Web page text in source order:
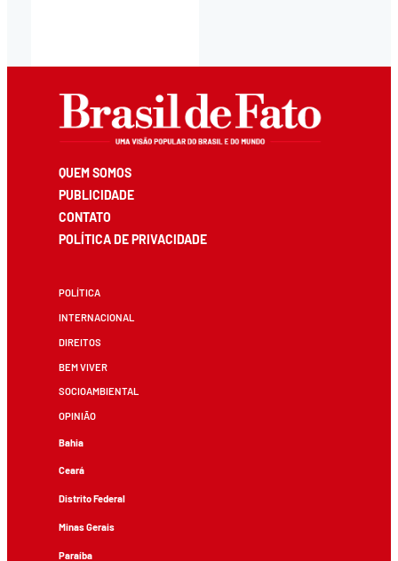
QUEM SOMOS
PUBLICIDADE
CONTATO
POLÍTICA DE PRIVACIDADE
POLÍTICA
INTERNACIONAL
DIREITOS
BEM VIVER
SOCIOAMBIENTAL
OPINIÃO
Bahia
Ceará
Distrito Federal
Minas Gerais
Paraíba